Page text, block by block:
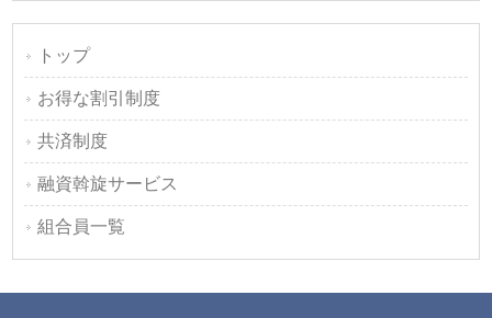
トップ
お得な割引制度
共済制度
融資斡旋サービス
組合員一覧